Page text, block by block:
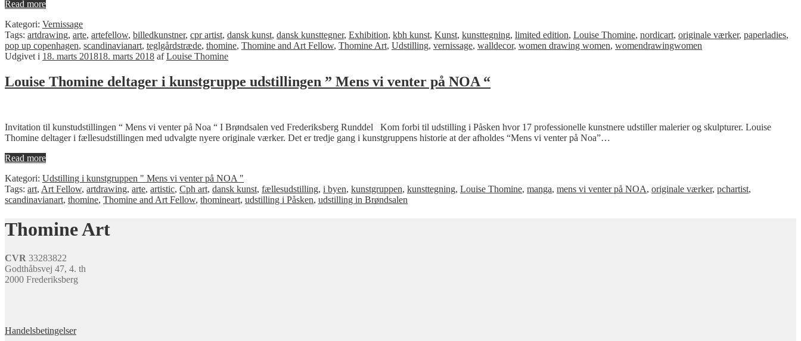
Read more
Kategori: Vernissage
Tags: artdrawing, arte, artefellow, billedkunstner, cpr artist, dansk kunst, dansk kunsttegner, Exhibition, kbh kunst, Kunst, kunsttegning, limited edition, Louise Thomine, nordicart, originale værker, paperladies,
pop up copenhagen, scandinavianart, teglgårdstræde, thomine, Thomine and Art Fellow, Thomine Art, Udstilling, vernissage, walldecor, women drawing women, womendrawingwomen
Udgivet i 18. marts 201818. marts 2018 afLouise Thomine
Louise Thomine deltager i kunstgruppe udstillingen ” Mens vi venter på NOA “
Invitation til kunstudstillingen “ Mens vi venter på Noa “ I Brøndsalen ved Frederiksberg Runddel Kom forbi til udstilling i Påsken hvor 17 professionelle kunstnere udstiller malerier og skulpturer. Louise
Thomine deltager i fællesudstillingen med udvalgte nyere originale værker. Det er tredje gang i kunstgruppens historie at der afholdes “Mens vi venter på Noa”…
Read more
Kategori: Udstilling i kunstgruppen " Mens vi venter på NOA "
Tags: art, Art Fellow, artdrawing, arte, artistic, Cph art, dansk kunst, fællesudstilling, i byen, kunstgruppen, kunsttegning, Louise Thomine, manga, mens vi venter på NOA, originale værker, pchartist,
scandinavianart, thomine, Thomine and Art Fellow, thomineart, udstilling i Påsken, udstilling in Brøndsalen
Thomine Art
CVR 33283822
Godthåbsvej 47, 4. th
2000 Frederiksberg
Handelsbetingelser